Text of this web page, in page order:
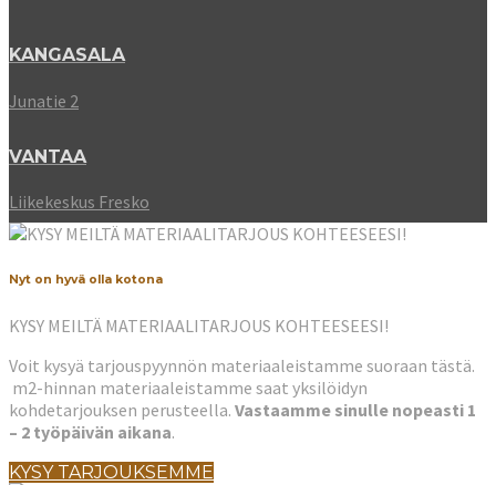
KANGASALA
Junatie 2
VANTAA
Liikekeskus Fresko
Nyt on hyvä olla kotona
KYSY MEILTÄ MATERIAALITARJOUS KOHTEESEESI!
Voit kysyä tarjouspyynnön materiaaleistamme suoraan tästä.
m2-hinnan materiaaleistamme saat yksilöidyn
kohdetarjouksen perusteella. Vastaamme sinulle nopeasti 1
– 2 työpäivän aikana.
KYSY TARJOUKSEMME